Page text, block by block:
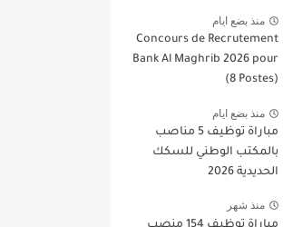
منذ بضع ايام
Concours de Recrutement
Bank Al Maghrib 2026 pour
(8 Postes)
منذ بضع ايام
مباراة توظيف 5 مناصب
بالمكتب الوطني للسكك
الحديدية 2026
منذ شهر